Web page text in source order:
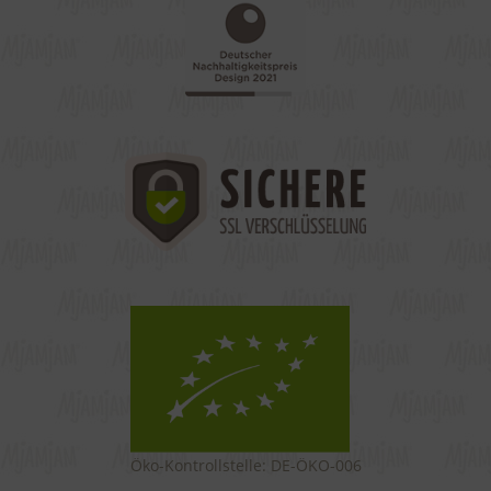
Öko-Kontrollstelle: DE-ÖKO-006